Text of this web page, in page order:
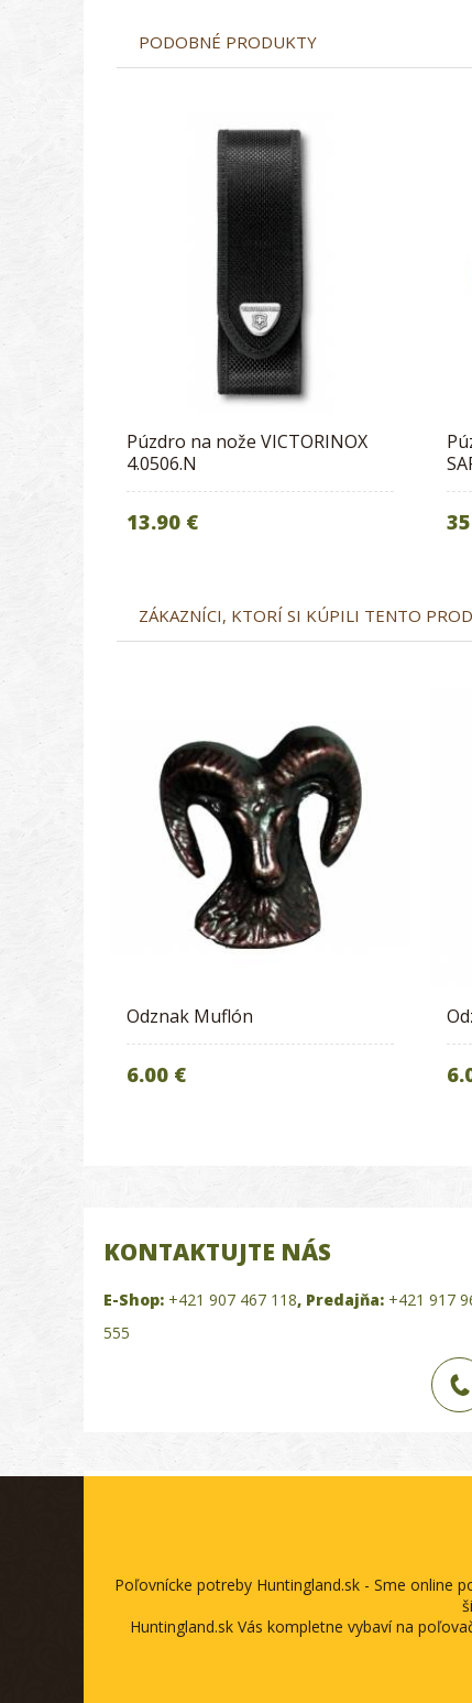
PODOBNÉ PRODUKTY
Púzdro na nože VICTORINOX
4.0506.N
13.90 €
ZÁKAZNÍCI, KTORÍ SI KÚPILI TENTO
Odznak Muflón
6.00 €
KONTAKTUJTE NÁS
E-Shop: +421 907 467 118, Predajňa: +421 917
555
Poľovnícke potreby Huntingland.sk - Sme online
Huntingland.sk Vás kompletne vybaví na